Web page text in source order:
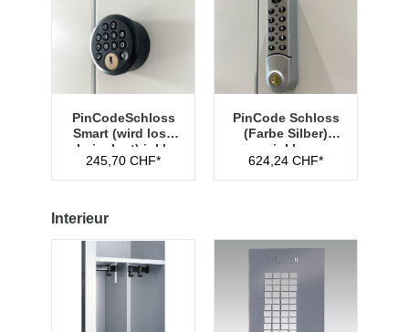
PinCodeSchloss
Smart (wird lose
beigelegt) inkl.
Managementschl
üssel
245,70 CHF*
PinCode Schloss
(Farbe Silber)
inkl.
Hauptschlüssel
Typ 1
624,24 CHF*
Interieur